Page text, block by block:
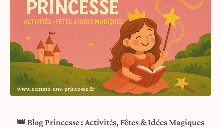
👑 Blog Princesse : Activités, Fêtes & Idées Magiques